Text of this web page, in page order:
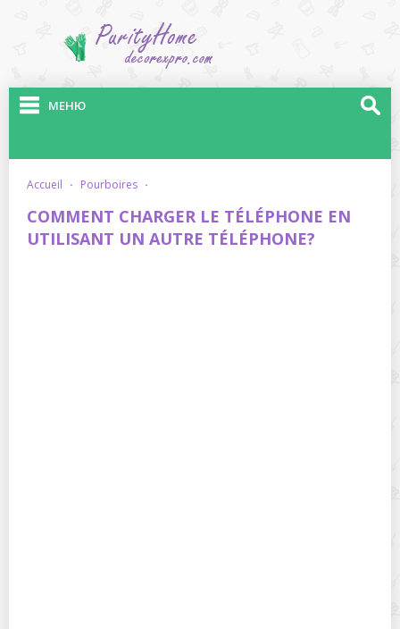
МЕНЮ
accueil · pourboires ·
COMMENT CHARGER LE TÉLÉPHONE EN
UTILISANT UN AUTRE TÉLÉPHONE?